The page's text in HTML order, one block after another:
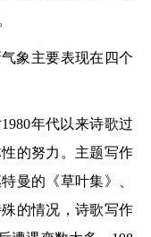
象主要表现在四个
年代以来诗歌过
的努力。主题写作
曼的《草叶集》、
的情况，诗歌写作